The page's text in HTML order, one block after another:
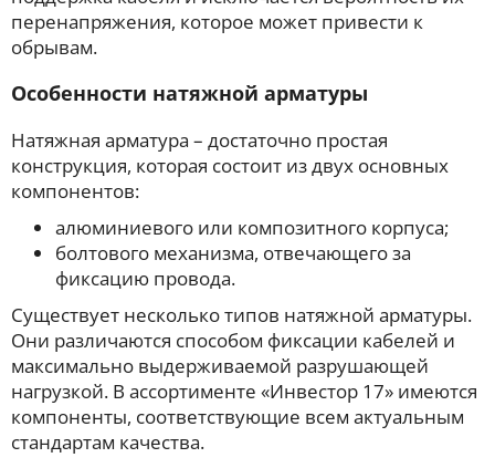
перенапряжения, которое может привести к
обрывам.
Особенности натяжной арматуры
Натяжная арматура – достаточно простая
конструкция, которая состоит из двух основных
компонентов:
алюминиевого или композитного корпуса;
болтового механизма, отвечающего за
фиксацию провода.
Существует несколько типов натяжной арматуры.
Они различаются способом фиксации кабелей и
максимально выдерживаемой разрушающей
нагрузкой. В ассортименте «Инвестор 17» имеются
компоненты, соответствующие всем актуальным
стандартам качества.